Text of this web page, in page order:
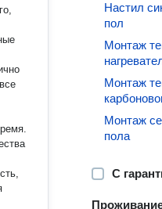
Настил
пол
Монтаж
Монтаж
Монтаж
пола
С